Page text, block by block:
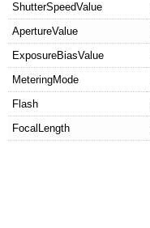
ShutterSpeedValue
ApertureValue
ExposureBiasValue
MeteringMode
Flash
FocalLength